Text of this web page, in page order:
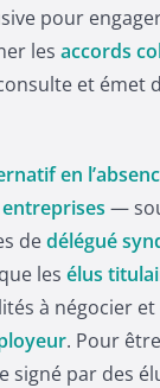
pour
les accords
et émet
en
entreprises —
dedélégué
les élus
à négocier
. Pour
signé par des